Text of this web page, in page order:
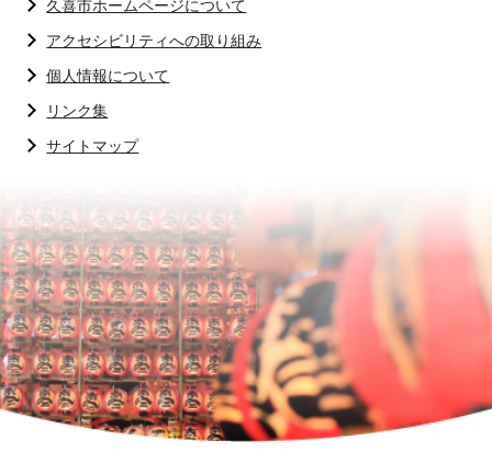
久喜市ホームページについて
アクセシビリティへの取り組み
個人情報について
リンク集
サイトマップ